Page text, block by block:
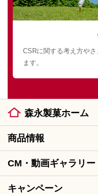
CSRに関する考え方や
ます。
森永製菓ホーム
商品情報
CM・動画ギャラリー
キャンペーン